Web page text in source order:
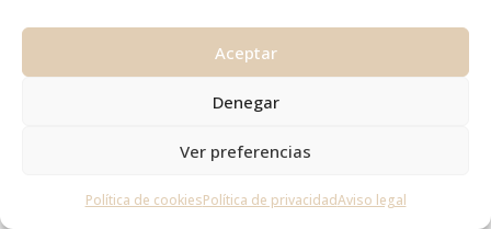
Aceptar
Denegar
Ver preferencias
Política de cookiesPolítica de privacidadAviso legal
AYUDA
PREGUNTAS FRECUENTES
POLÍTICA DE PRIVACIDAD
CONDICIONES DE USO
¿Te puedo ayudar?